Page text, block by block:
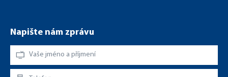
Napište nám zprávu